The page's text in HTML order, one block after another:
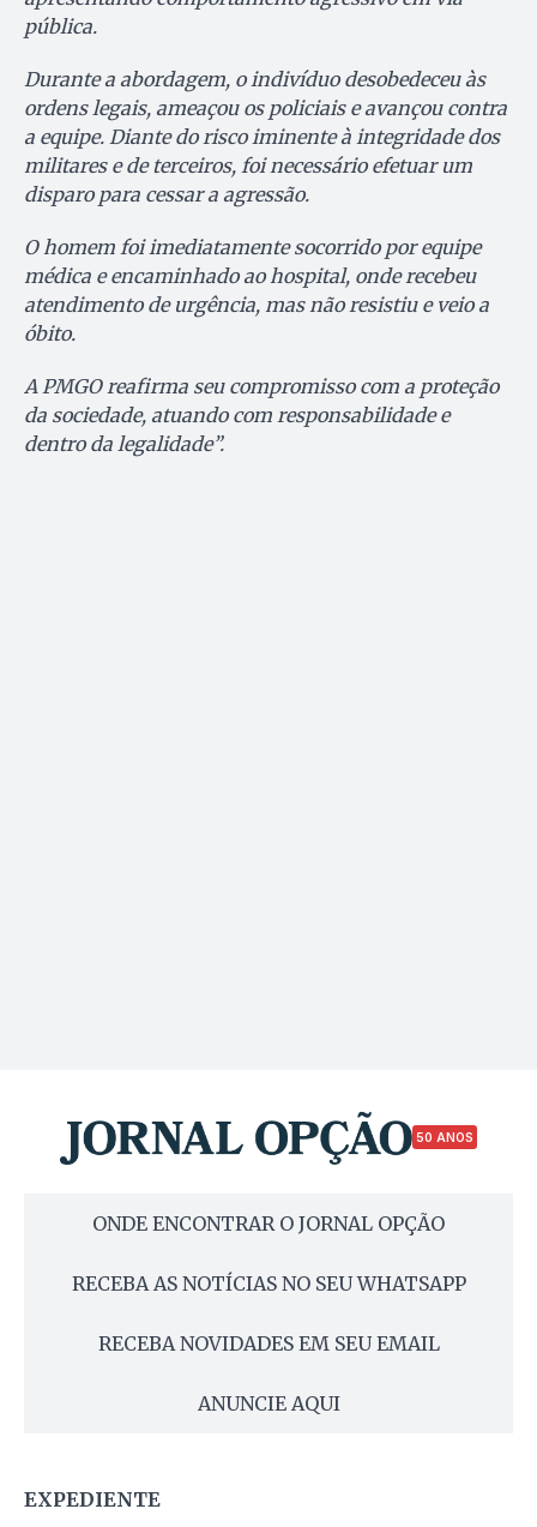
pública.
Durante a abordagem, o indivíduo desobedeceu às
ordens legais, ameaçou os policiais e avançou contra
a equipe. Diante do risco iminente à integridade dos
militares e de terceiros, foi necessário efetuar um
disparo para cessar a agressão.
O homem foi imediatamente socorrido por equipe
médica e encaminhado ao hospital, onde recebeu
atendimento de urgência, mas não resistiu e veio a
óbito.
A PMGO reafirma seu compromisso com a proteção
da sociedade, atuando com responsabilidade e
dentro da legalidade”.
50 ANOS
ONDE ENCONTRAR O JORNAL OPÇÃO
RECEBA AS NOTÍCIAS NO SEU WHATSAPP
RECEBA NOVIDADES EM SEU EMAIL
ANUNCIE AQUI
EXPEDIENTE